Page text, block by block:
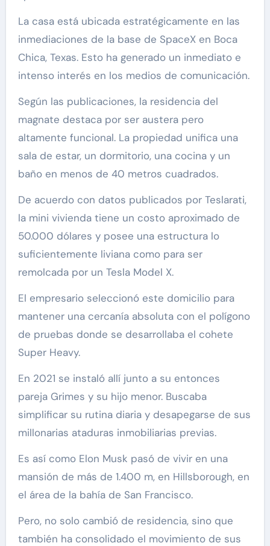
La casa está ubicada estratégicamente en las
inmediaciones de la base de SpaceX en Boca
Chica, Texas. Esto ha generado un inmediato e
intenso interés en los medios de comunicación.
Según las publicaciones, la residencia del
magnate destaca por ser austera pero
altamente funcional. La propiedad unifica una
sala de estar, un dormitorio, una cocina y un
baño en menos de 40 metros cuadrados.
De acuerdo con datos publicados por Teslarati,
la mini vivienda tiene un costo aproximado de
50.000 dólares y posee una estructura lo
suficientemente liviana como para ser
remolcada por un Tesla Model X.
El empresario seleccionó este domicilio para
mantener una cercanía absoluta con el polígono
de pruebas donde se desarrollaba el cohete
Super Heavy.
En 2021 se instaló allí junto a su entonces
pareja Grimes y su hijo menor. Buscaba
simplificar su rutina diaria y desapegarse de sus
millonarias ataduras inmobiliarias previas.
Es así como Elon Musk pasó de vivir en una
mansión de más de 1.400 m, en Hillsborough, en
el área de la bahía de San Francisco.
Pero, no solo cambió de residencia, sino que
también ha consolidado el movimiento de sus